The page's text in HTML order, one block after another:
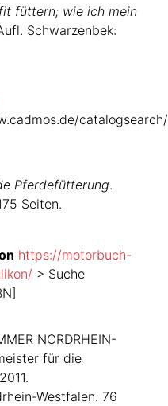
füttern; wie ich mein
Schwarzenbek:
Pferdefütterung.
Seiten.
https://motorbuch-
> Suche
NORDRHEIN-
für die
Westfalen. 76